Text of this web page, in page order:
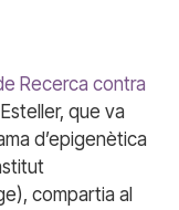
Recerca contra
que va
d’epigenètica
compartia al